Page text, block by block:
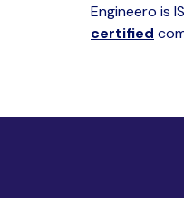
Engineero is
certified